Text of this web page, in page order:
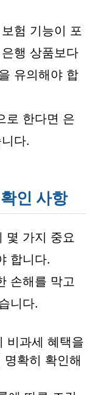
험 기능이 포
행 상품보다
유의해야 합
로 한다면 은
다.
인 사항
몇 가지 중요
합니다.
손해를 막고
니다.
비과세 혜택을
확히 확인해